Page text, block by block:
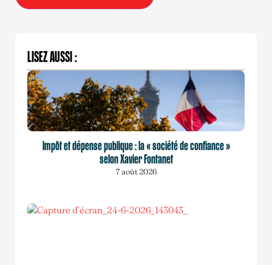
LISEZ AUSSI :
Impôt et dépense publique : la « société de confiance »
selon Xavier Fontanet
7 août 2026